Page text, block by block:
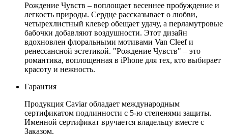
Рождение Чувств – воплощает весеннее пробуждение и
легкость природы. Сердце рассказывает о любви,
четырехлистный клевер обещает удачу, а перламутровые
бабочки добавляют воздушности. Этот дизайн
вдохновлен флоральными мотивами Van Cleef и
ренессансной эстетикой. "Рождение Чувств" – это
романтика, воплощенная в iPhone для тех, кто выбирает
красоту и нежность.
Гарантия
Продукция Caviar обладает международным
сертификатом подлинности с 5-ю степенями защиты.
Именной сертификат вручается владельцу вместе с
Заказом.